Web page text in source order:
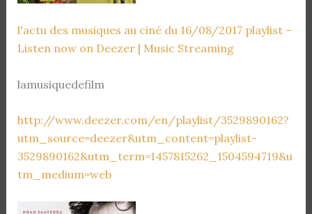
l'actu des musiques au ciné du 16/08/2017 playlist –
Listen now on Deezer | Music Streaming
lamusiquedefilm
http://www.deezer.com/en/playlist/3529890162?
utm_source=deezer&utm_content=playlist-
3529890162&utm_term=1457815262_1504594719&u
tm_medium=web